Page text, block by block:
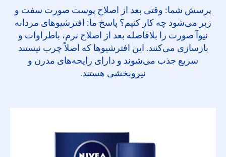
پرسش شما: وقتی بعد از اصلاح پوست صورت سفت و
زبر می‌شود چه کار کنیم؟ پاسخ ما: افترشیوهای مردانه
نیوآ صورت را بلافاصله بعد از اصلاح نرم، باطراوات و
بازسازی می‌کنند. این افترشیوها که اصلاً چرب نیستند
سریع جذب می‌شوند و دارای رایحه‌های مدرن و
نیروبخشی هستند.